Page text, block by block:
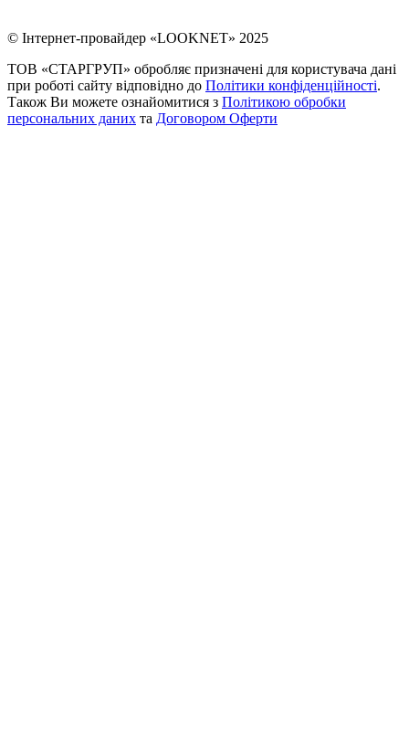
© Інтернет-провайдер «LOOKNET» 2025
ТОВ «СТАРГРУП» обробляє призначені для користувача дані
при роботі сайту відповідно до Політики конфіденційності.
Також Ви можете ознайомитися з Політикою обробки
персональних даних та Договором Оферти